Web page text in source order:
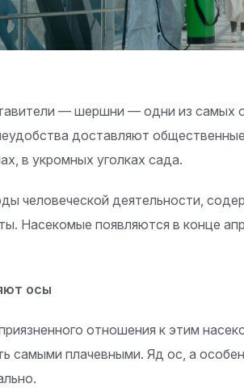
— шершни — одни из самых
доставляют
в укромных уголках сада.
человеческой деятельности,
Насекомые появляются в конце
осы
отношения к этим
самыми плачевными. Яд ос, а